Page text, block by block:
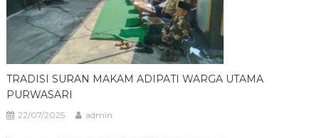
TRADISI SURAN MAKAM ADIPATI WARGA UTAMA
PURWASARI
22/07/2025 admin